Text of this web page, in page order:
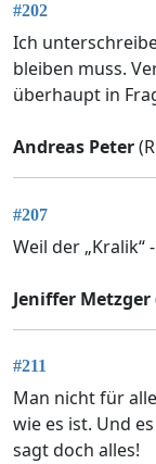
#202
Ich
bleiben muss.
überhaupt in
Andreas Peter
#207
Weil der „Kralik“
Jeniffer Metzger
#211
Man nicht für
wie es ist. Und
sagt doch alles!